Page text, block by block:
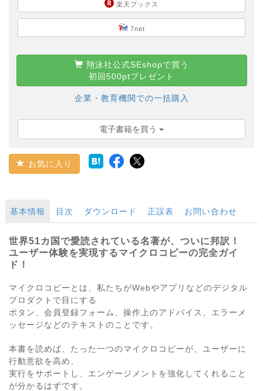
楽天ブックス
7net
翔泳社公式SEshopで買う
初回500ptプレゼント
企業・教育機関での一括購入
電子書籍を買う
お気に入り
基本情報 目次 ダウンロード 正誤表 お問い合わせ
世界51カ国で愛読されている名著が、ついに邦訳！
ユーザー体験を実現するマイクロコピーの完全ガイ
ド！
マイクロコピーとは、私たちがWebやアプリなどのデジタル
プロダクトで目にする
ボタン、会員登録フォーム、操作上のアドバイス、エラーメ
ッセージなどのテキストのことです。
本書を読めば、たった一つのマイクロコピーが、ユーザーに
行動意欲を高め、
実行をサポートし、エンゲージメントを強化してくれること
が分かるはずです。